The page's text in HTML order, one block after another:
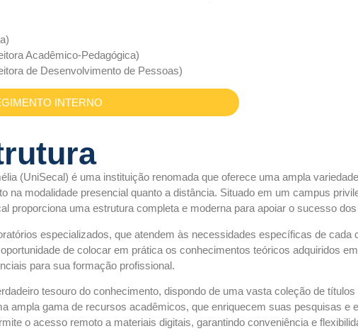
Acadêmico-Pedagógica)
de Desenvolvimento de Pessoas)
INTERNO
(UniSecal) é uma instituição renomada que oferece uma ampla
na modalidade presencial quanto a distância. Situado em um campus
proporciona uma estrutura completa e moderna para apoiar o sucesso
especializados, que atendem às necessidades específicas de cada
de colocar em prática os conhecimentos teóricos adquiridos
para sua formação profissional.
tesouro do conhecimento, dispondo de uma vasta coleção de
ampla gama de recursos acadêmicos, que enriquecem suas pesquisas e
o acesso remoto a materiais digitais, garantindo conveniência e